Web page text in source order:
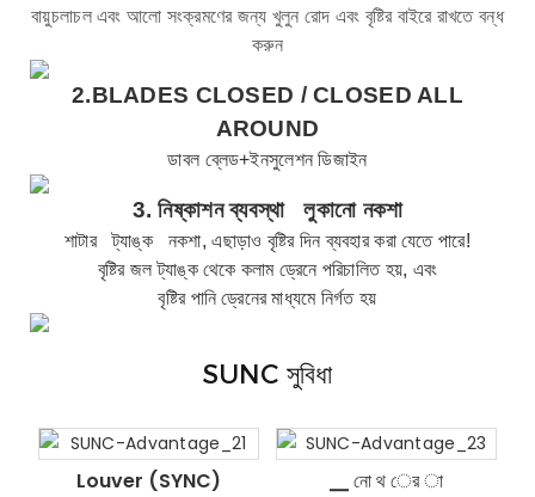
বায়ুচলাচল এবং আলো সংক্রমণের জন্য খুলুন রোদ এবং বৃষ্টির বাইরে রাখতে বন্ধ
করুন
2.BLADES CLOSED /CLOSED ALL
AROUND
ডাবল ব্লেড+ইনসুলেশন ডিজাইন
3.নিষ্কাশন ব্যবস্থা লুকানো নকশা
শাটার ট্যাঙ্ক
নকশা, এছাড়াও বৃষ্টির দিন ব্যবহার করা যেতে পারে!
বৃষ্টির জল ট্যাঙ্ক থেকে কলাম ড্রেনে পরিচালিত হয়, এবং
বৃষ্টির পানি ড্রেনের মাধ্যমে নির্গত হয়
SUNC সুবিধা
Louver (SYNC) ▁ নো থ ের া